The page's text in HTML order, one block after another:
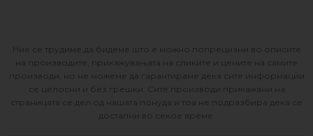
Ние се трудиме да бидеме што е можно попрецизни во описите
на производите, прикажувањата на сликите и цените на самите
производи, но не можеме да гарантираме дека сите информации
се целосни и без грешки. Сите производи прикажани на
страницата се дел од нашата понуда и тоа не подразбира дека се
достапни во секое време.